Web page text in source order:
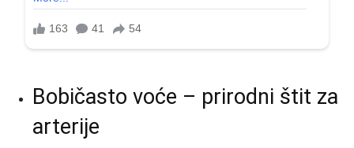
Bobičasto voće – prirodni štit za
arterije